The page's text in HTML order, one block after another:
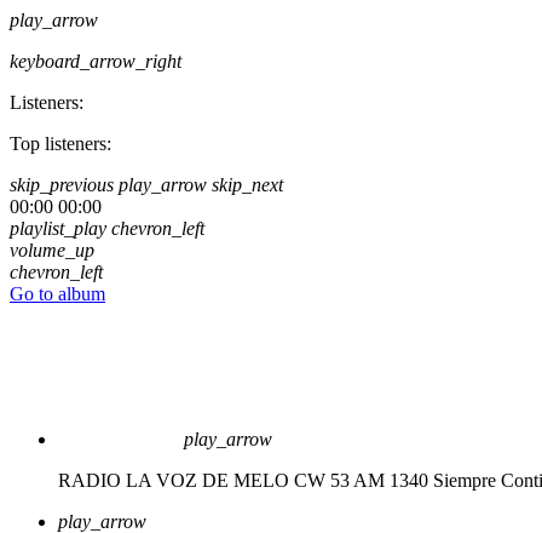
play_arrow
keyboard_arrow_right
Listeners:
Top listeners:
skip_previous play_arrow skip_next
00:00 00:00
playlist_play chevron_left
volume_up
chevron_left
Go to album
play_arrow
RADIO LA VOZ DE MELO CW 53 AM 1340 Siempre
play_arrow